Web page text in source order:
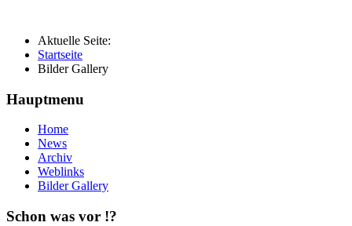
Aktuelle Seite:
Startseite
Bilder Gallery
Hauptmenu
Home
News
Archiv
Weblinks
Bilder Gallery
Schon was vor !?